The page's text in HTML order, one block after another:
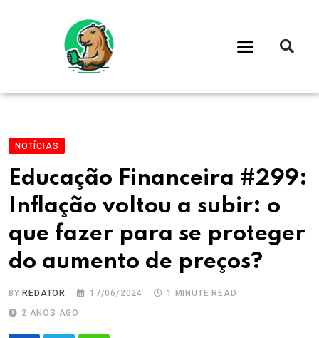
NOTÍCIAS
Educação Financeira #299:
Inflação voltou a subir: o
que fazer para se proteger
do aumento de preços?
BY REDATOR 17/06/2024
1 MINUTE READ
2 ANOS AGO